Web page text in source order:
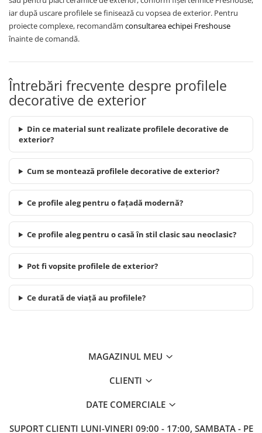
iar după uscare profilele se finisează cu vopsea de exterior. Pentru
proiecte complexe, recomandăm consultarea echipei Freshouse
înainte de comandă.
Întrebări frecvente despre profilele
decorative de exterior
Din ce material sunt realizate profilele decorative de
exterior?
Cum se montează profilele decorative de exterior?
Ce profile aleg pentru o fațadă modernă?
Ce profile aleg pentru o casă în stil clasic sau neoclasic?
Pot fi vopsite profilele de exterior?
Ce durată de viață au profilele?
MAGAZINUL MEU
CLIENTI
DATE COMERCIALE
SUPORT CLIENTI LUNI-VINERI 09:00 - 17:00, SAMBATA - PE